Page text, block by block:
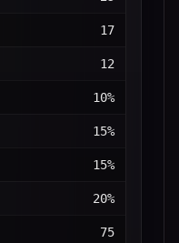
17
12
10%
15%
15%
20%
75